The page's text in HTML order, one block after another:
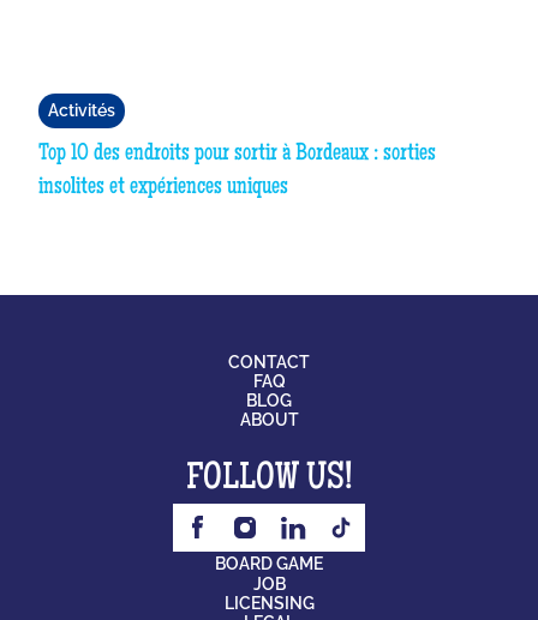
Activités
Top 10 des endroits pour sortir à Bordeaux : sorties
insolites et expériences uniques
CONTACT
FAQ
BLOG
ABOUT
FOLLOW US!
BOARD GAME
JOB
LICENSING